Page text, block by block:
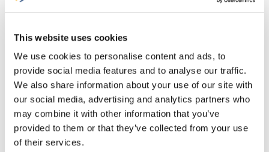
This website uses cookies
We use cookies to personalise content and ads, to
provide social media features and to analyse our traffic.
We also share information about your use of our site with
our social media, advertising and analytics partners who
may combine it with other information that you’ve
provided to them or that they’ve collected from your use
of their services.